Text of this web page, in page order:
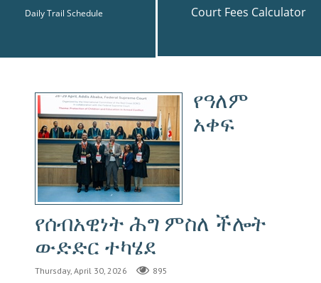
Daily Trail Schedule Court Fees Calculator
የዓለም
አቀፍ
የሰብአዊነት ሕግ ምስለ ችሎት
ውድድር ተካሄደ
Thursday, April 30, 2026 895